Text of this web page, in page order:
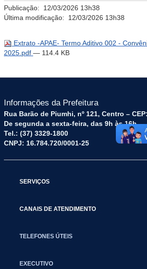
Publicação: 12/03/2026 13h38
Última modificação: 12/03/2026 13h38
Extrato -APAE- Termo Aditivo 002 -
2025.pdf — 114.4 KB
Informações da Prefeitura
Rua Barão de Piumhi, nº 121, Centro –
De segunda a sexta-feira, das 9h às 16h
Tel.: (37) 3329-1800
CNPJ: 16.784.720/0001-25
SERVIÇOS
CANAIS DE ATENDIMENTO
TELEFONES ÚTEIS
EXECUTIVO